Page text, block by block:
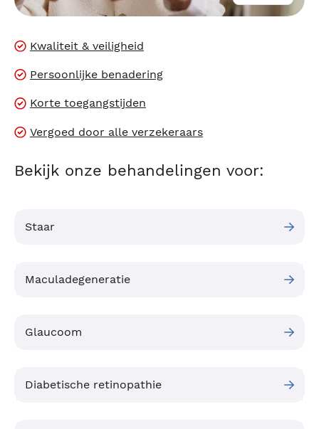
Kwaliteit & veiligheid
Persoonlijke benadering
Korte toegangstijden
Vergoed door alle verzekeraars
Bekijk onze behandelingen voor:
Staar
Maculadegeneratie
Glaucoom
Diabetische retinopathie